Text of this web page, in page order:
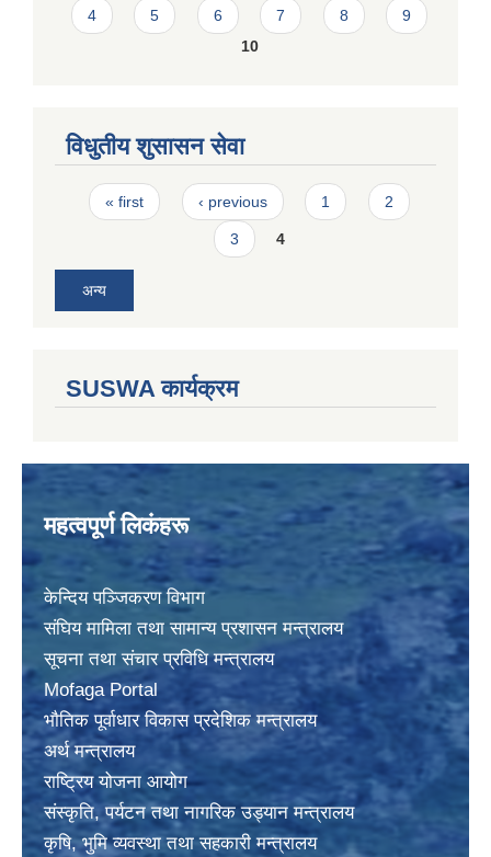
4 5 6 7 8
9
10
विधुतीय शुसासन सेवा
Pages
« first ‹ previous 1 2
3 4
अन्य
SUSWA कार्यक्रम
महत्वपूर्ण लिकंहरू
केन्दिय पञ्जिकरण विभाग
संघिय मामिला तथा सामान्य प्रशासन मन्त्रालय
सूचना तथा संचार प्रविधि मन्त्रालय
Mofaga Portal
भाैतिक पूर्वाधार विकास प्रदेशिक मन्त्रालय
अर्थ मन्त्रालय
राष्ट्रिय योजना आयोग
संस्कृति, पर्यटन तथा नागरिक उड्यान मन्त्रालय
कृषि, भुमि व्यवस्था तथा सहकारी मन्त्रालय